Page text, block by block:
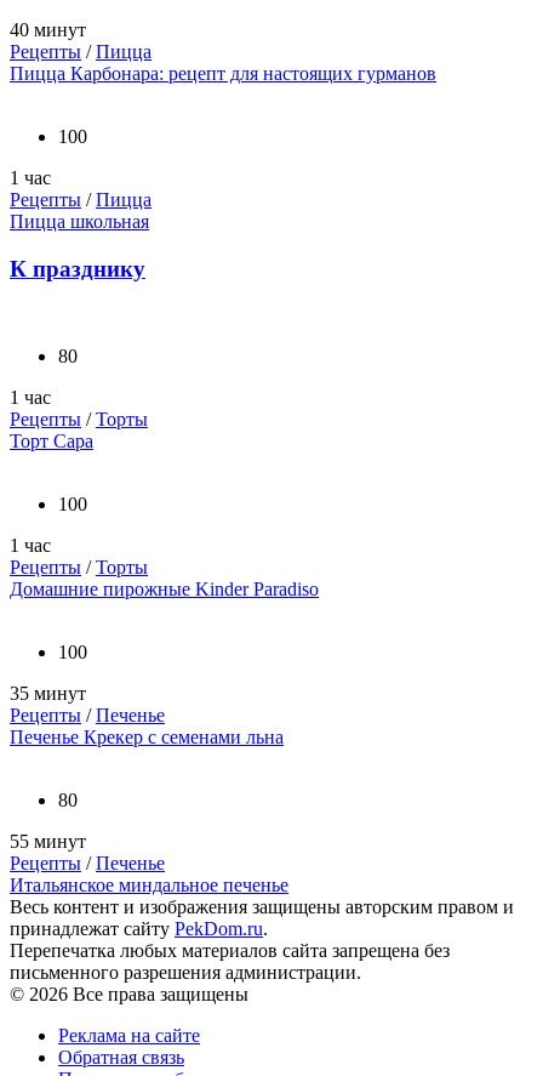
40 минут
Рецепты /Пицца
Пицца Карбонара: рецепт для настоящих гурманов
100
1 час
Рецепты /Пицца
Пицца школьная
К празднику
80
1 час
Рецепты /Торты
Торт Сара
100
1 час
Рецепты /Торты
Домашние пирожные Kinder Paradiso
100
35 минут
Рецепты /Печенье
Печенье Крекер с семенами льна
80
55 минут
Рецепты /Печенье
Итальянское миндальное печенье
Весь контент и изображения защищены авторским правом и
принадлежат сайту PekDom.ru.
Перепечатка любых материалов сайта запрещена без
письменного разрешения администрации.
© 2026 Все права защищены
Реклама на сайте
Обратная связь